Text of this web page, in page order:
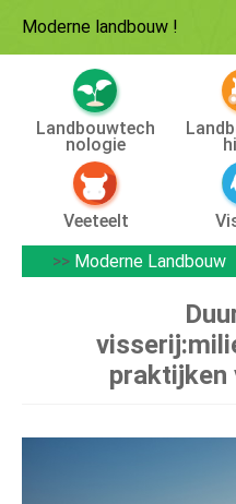
Moderne landbouw !
Landbouwtech
Nologie
Veeteelt
>> Moderne Landbouw
praktijken